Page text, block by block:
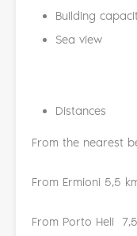
Building
Sea view
Distances
From the nearest
From Ermioni 5,5
From Porto Heli